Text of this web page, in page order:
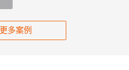
车，手推车上有...
更多案例